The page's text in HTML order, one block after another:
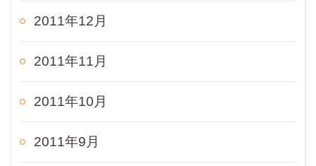
2011年12月
2011年11月
2011年10月
2011年9月